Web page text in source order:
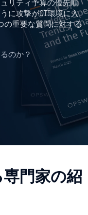
リティ予算の優先順
に攻撃がOT環境に入
の重要な質問に対する
のか？
門家の紹